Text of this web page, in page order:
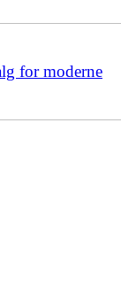
for moderne